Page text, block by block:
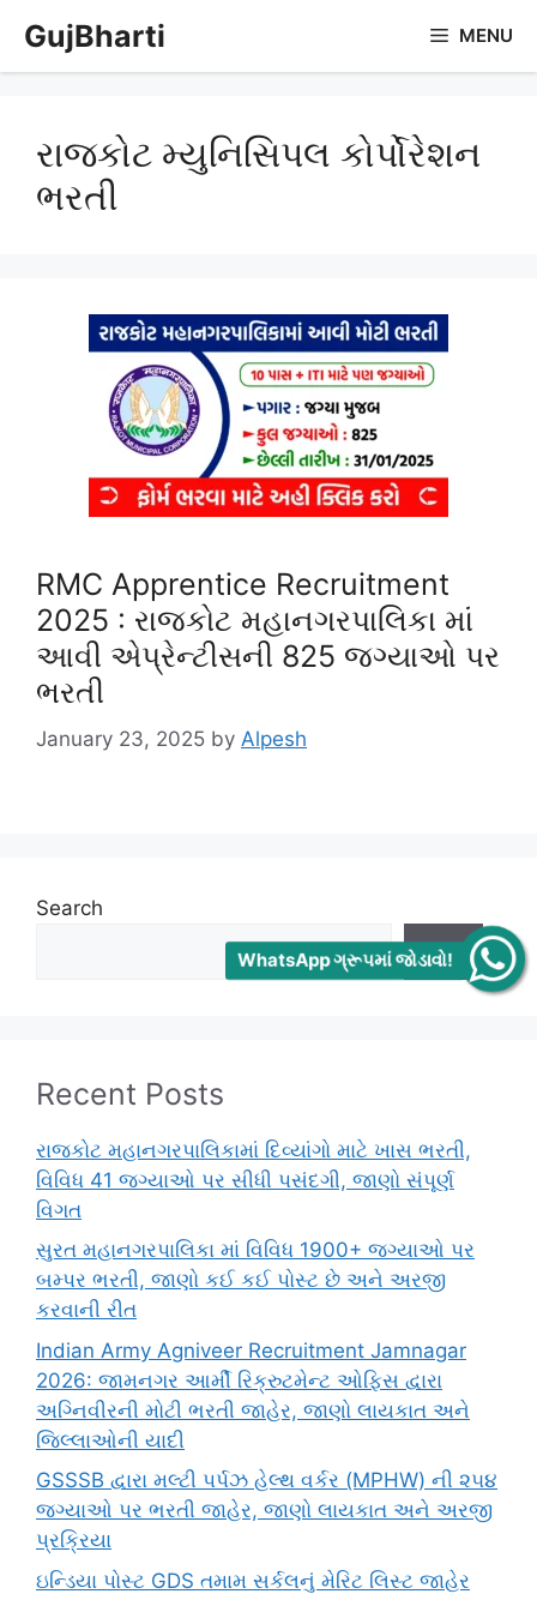
content
GujBharti MENU
રાજકોટ મ્યુનિસિપલ કોર્પોરેશન
ભરતી
RMC Apprentice Recruitment
2025 : રાજકોટ મહાનગરપાલિકા માં
આવી એપ્રેન્ટીસની 825 જગ્યાઓ પર
ભરતી
January 23, 2025 by Alpesh
Search
Recent Posts
રાજકોટ મહાનગરપાલિકામાં દિવ્યાંગો માટે ખાસ ભરતી,
વિવિધ 41 જગ્યાઓ પર સીધી પસંદગી, જાણો સંપૂર્ણ
વિગત
સુરત મહાનગરપાલિકા માં વિવિધ 1900+ જગ્યાઓ પર
બમ્પર ભરતી, જાણો કઈ કઈ પોસ્ટ છે અને અરજી
કરવાની રીત
Indian Army Agniveer Recruitment Jamnagar
2026: જામનગર આર્મી રિક્રુટમેન્ટ ઓફિસ દ્વારા
અગ્નિવીરની મોટી ભરતી જાહેર, જાણો લાયકાત અને
જિલ્લાઓની યાદી
GSSSB દ્વારા મલ્ટી પર્પઝ હેલ્થ વર્કર (MPHW) ની ૨૫૪
જગ્યાઓ પર ભરતી જાહેર, જાણો લાયકાત અને અરજી
પ્રક્રિયા
ઇન્ડિયા પોસ્ટ GDS તમામ સર્કલનું મેરિટ લિસ્ટ જાહેર
WhatsApp ગ્રૂપમાં જોડાવો!